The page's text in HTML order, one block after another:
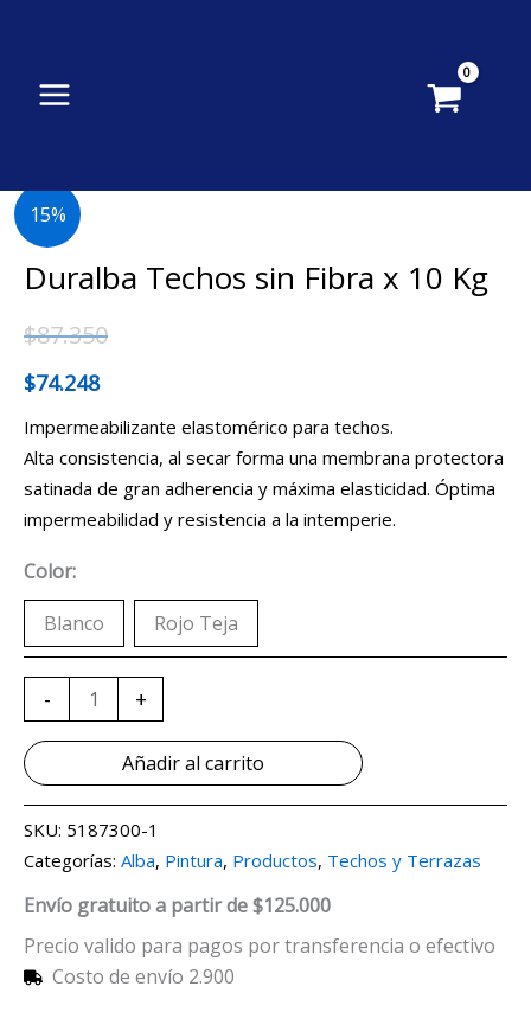
15%
Duralba Techos sin Fibra x 10 Kg
$87.350
$74.248
Impermeabilizante elastomérico para techos.
Alta consistencia, al secar forma una membrana protectora
satinada de gran adherencia y máxima elasticidad. Óptima
impermeabilidad y resistencia a la intemperie.
Color:
Blanco Rojo Teja
-
Duralba
Techos
sin
Fibra
x
Kg
cantidad
+
Añadir al carrito
SKU: 5187300-1
Categorías: Alba, Pintura, Productos, Techos y Terrazas
Envío gratuito a partir de $125.000
Precio valido para pagos por transferencia o efectivo
Costo de envío 2.900